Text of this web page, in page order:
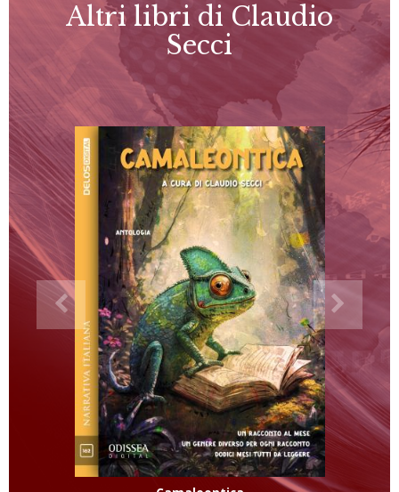
Altri libri di Claudio
Secci